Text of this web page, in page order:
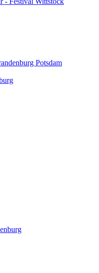
Potsdam